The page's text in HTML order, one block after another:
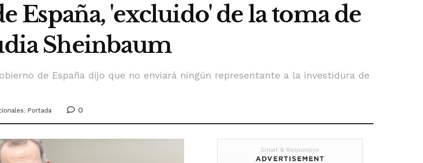
España, 'excluido' de la toma de
Sheinbaum
de España dijo que no enviará ningún representante a la investidura de
, Portada 0